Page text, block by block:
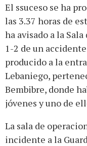
El ssuceso se ha
las 3.37 horas de
ha avisado a la
1-2 de un
producido a la
Lebaniego,
Bembibre, donde
jóvenes y uno de
La sala de
incidente a la